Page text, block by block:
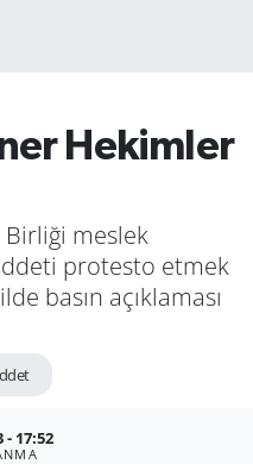
Hekimler
meslek
protesto etmek
basın açıklaması
- 17:52